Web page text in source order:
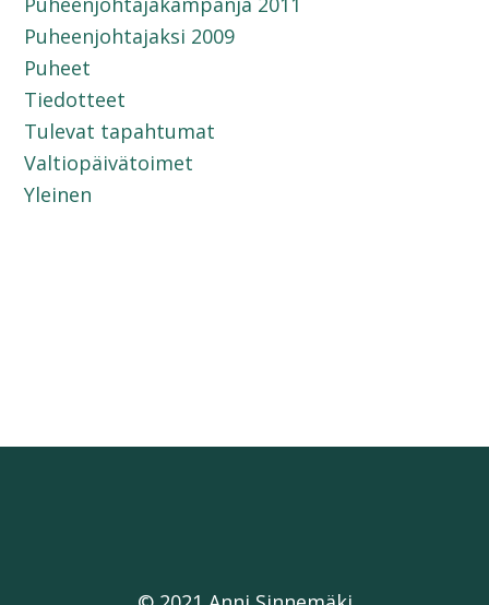
Puheenjohtajaksi 2009
Puheet
Tiedotteet
Tulevat tapahtumat
Valtiopäivätoimet
Yleinen